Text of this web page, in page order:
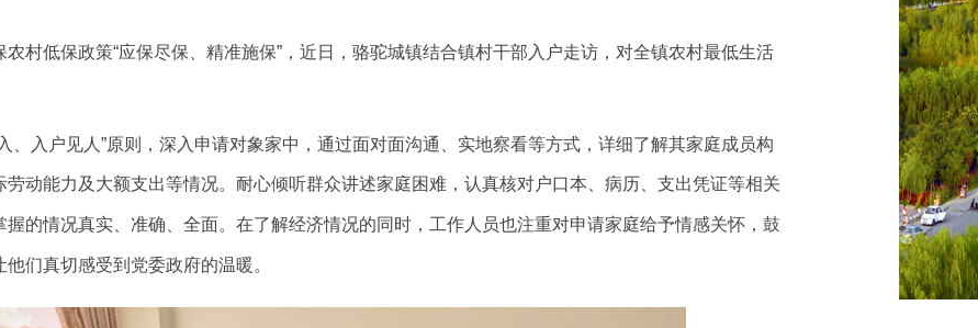
村低保政策“应保尽保、精准施保”，近日，骆驼城镇结合镇村干部入户走访，对全镇农村最低生活
、入户见人”原则，深入申请对象家中，通过面对面沟通、实地察看等方式，详细了解其家庭成员构
动能力及大额支出等情况。耐心倾听群众讲述家庭困难，认真核对户口本、病历、支出凭证等相关
的情况真实、准确、全面。在了解经济情况的同时，工作人员也注重对申请家庭给予情感关怀，鼓
们真切感受到党委政府的温暖。